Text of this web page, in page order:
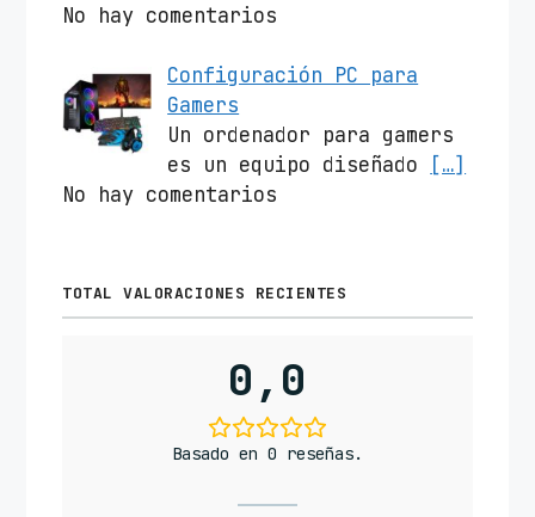
No hay comentarios
Configuración PC para
Gamers
Un ordenador para gamers
es un equipo diseñado
[…]
No hay comentarios
TOTAL VALORACIONES RECIENTES
0,0
Basado en 0 reseñas.